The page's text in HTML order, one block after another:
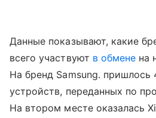
Данные показывают, какие
всего участвуют в обмене на
На бренд Samsung. пришлось
устройств, переданных по
На втором месте оказалась